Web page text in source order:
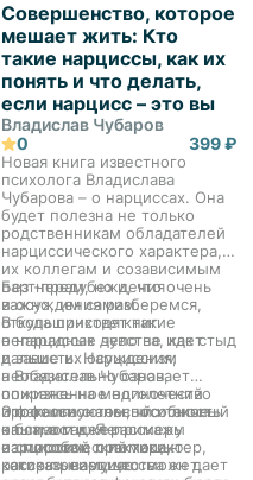
Совершенство, которое
мешает жить: Кто
такие нарциссы, как их
понять и что делать,
если нарцисс – это вы
Владислав Чубаров
0
399 ₽
Новая книга известного
психолога Владислава
Чубарова – о нарциссах. Она
будет полезна не только
родственникам обладателей
нарциссического характера,
их коллегам и созависимым
партнерам, но и, что очень
важно, им самим.
В большинстве книг
о нарциссах дело не идет
дальше их осуждения,
а Владислав Чубаров,
опираясь на многолетний
профессиональный и личный
опыт, а также примеры
из мировой практики,
рассказывает, что
Без -предубеждения
и осуждения разберемся,
откуда приходят такие
непарадные чувства, как стыд
и зависть. Нарциссизм
необязательно означает
пожизненное одиночество
и фатальную неспособность
к близости. Я расскажу
о способах, с помощью
которых нарцисс сможет,
Это книга о том, что такое
на самом деле
нарциссический характер,
какие преимущества он дает